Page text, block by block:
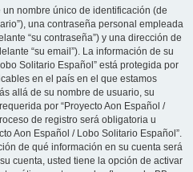
nombre único de identificación (de
una contraseña personal empleada
“su contraseña”) y una dirección de
“su email”). La información de su
Solitario Español” está protegida por
en el país en el que estamos
allá de su nombre de usuario, su
por “Proyecto Aon Español /
de registro será obligatoria u
Aon Español / Lobo Solitario Español”.
de qué información en su cuenta será
cuenta, usted tiene la opción de activar